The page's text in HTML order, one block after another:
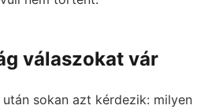
válaszokat vár
sokan azt kérdezik: milyen